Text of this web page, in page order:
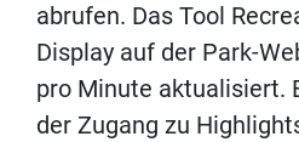
abrufen. Das Tool
Display auf der Park-
pro Minute aktualisiert.
der Zugang zu